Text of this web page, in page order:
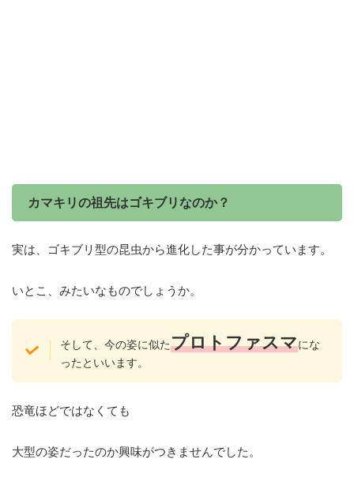
カマキリの祖先はゴキブリなのか？
実は、ゴキブリ型の昆虫から進化した事が分かっています。
いとこ、みたいなものでしょうか。
そして、今の姿に似たプロトファスマにな
ったといいます。
恐竜ほどではなくても
大型の姿だったのか興味がつきませんでした。